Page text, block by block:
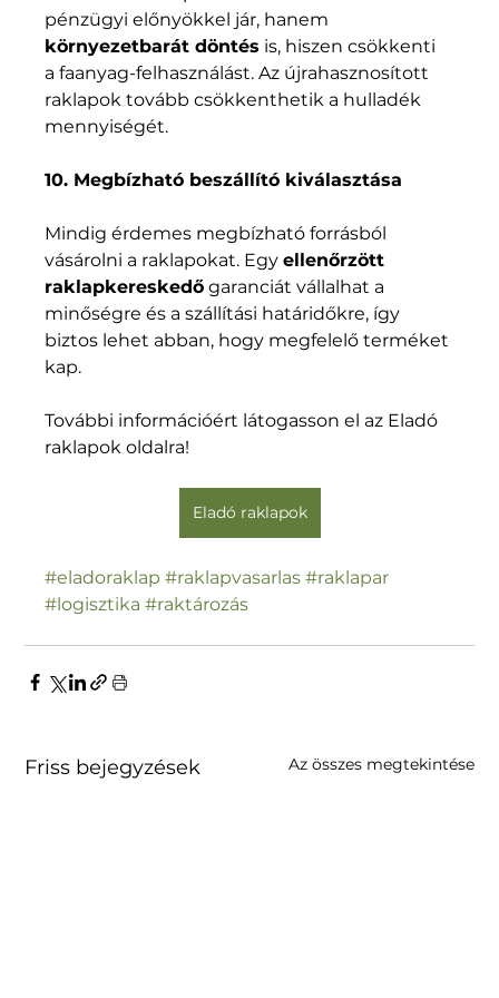
pénzügyi előnyökkel jár, hanem
környezetbarát döntés is, hiszen csökkenti
a faanyag-felhasználást. Az újrahasznosított
raklapok tovább csökkenthetik a hulladék
mennyiségét.
10. Megbízható beszállító kiválasztása
Mindig érdemes megbízható forrásból
vásárolni a raklapokat. Egy ellenőrzött
raklapkereskedő garanciát vállalhat a
minőségre és a szállítási határidőkre, így
biztos lehet abban, hogy megfelelő terméket
kap.
További információért látogasson el az Eladó
raklapok oldalra!
Eladó raklapok
#eladoraklap #raklapvasarlas #raklapar
#logisztika #raktározás
Friss bejegyzések Az összes megtekintése